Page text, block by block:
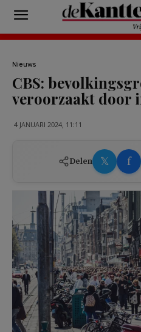
Nieuws
CBS:
veroorzaakt door
4 JANUARI 2024, 11:11
Delen 𝕏 f